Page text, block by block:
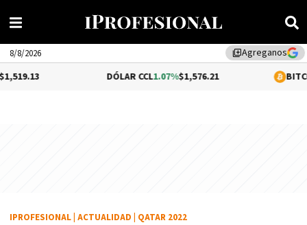
library_addAgreganos
8/8/2026
1.07%$1,576.21 0.29%
IPROFESIONAL ACTUALIDAD QATAR 2022